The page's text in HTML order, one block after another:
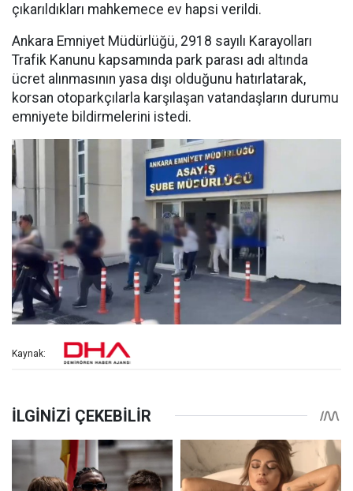
çıkarıldıkları mahkemece ev hapsi verildi.
Ankara Emniyet Müdürlüğü, 2918 sayılı Karayolları
Trafik Kanunu kapsamında park parası adı altında
ücret alınmasının yasa dışı olduğunu hatırlatarak,
korsan otoparkçılarla karşılaşan vatandaşların durumu
emniyete bildirmelerini istedi.
Kaynak: